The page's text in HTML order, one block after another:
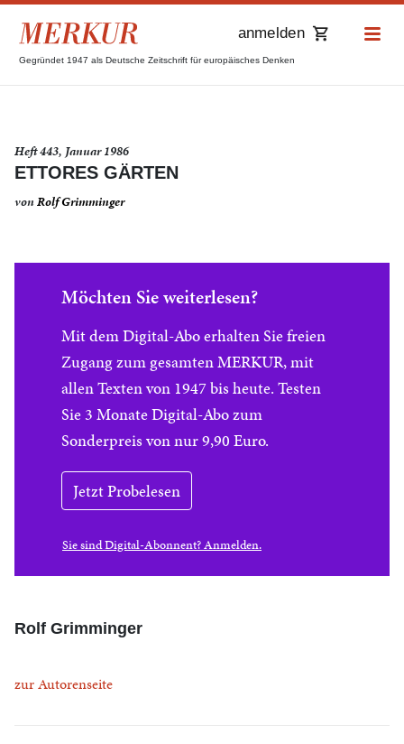
Gegründet 1947 als Deutsche Zeitschrift für europäisches Denken
anmelden
Heft 443, Januar 1986
ETTORES GÄRTEN
vonRolf Grimminger
Möchten Sie weiterlesen?
Mit dem Digital-Abo erhalten Sie freien
Zugang zum gesamten MERKUR, mit
allen Texten von 1947 bis heute. Testen
Sie 3 Monate Digital-Abo zum
Sonderpreis von nur 9,90 Euro.
Jetzt Probelesen
Sie sind Digital-Abonnent? Anmelden.
Rolf Grimminger
zur Autorenseite